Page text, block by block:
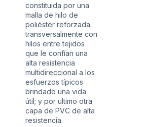
constituida por una
malla de hilo de
poliéster reforzada
transversalmente con
hilos entre tejidos
que le confían una
alta resistencia
multidireccional a los
esfuerzos típicos
brindado una vida
útil; y por ultimo otra
capa de PVC de alta
resistencia.